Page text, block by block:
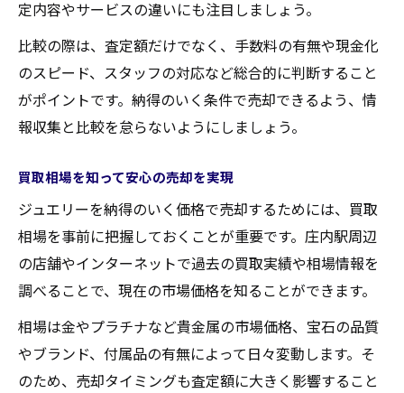
定内容やサービスの違いにも注目しましょう。
比較の際は、査定額だけでなく、手数料の有無や現金化
のスピード、スタッフの対応など総合的に判断すること
がポイントです。納得のいく条件で売却できるよう、情
報収集と比較を怠らないようにしましょう。
買取相場を知って安心の売却を実現
ジュエリーを納得のいく価格で売却するためには、買取
相場を事前に把握しておくことが重要です。庄内駅周辺
の店舗やインターネットで過去の買取実績や相場情報を
調べることで、現在の市場価格を知ることができます。
相場は金やプラチナなど貴金属の市場価格、宝石の品質
やブランド、付属品の有無によって日々変動します。そ
のため、売却タイミングも査定額に大きく影響すること